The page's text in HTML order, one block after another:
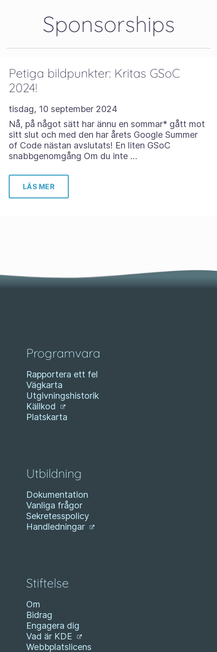
Sponsorships
Petiga bildpunkter: Kritas GSoC
2024!
tisdag, 10 september 2024
Nå, på något sätt har ännu en sommar* gått mot
sitt slut och med den har årets Google Summer
of Code nästan avslutats! En liten GSoC
snabbgenomgång Om du inte …
LÄS MER
Programvara
Rapportera ett fel
Vägkarta
Utgivningshistorik
Källkod
Platskarta
Utbildning
Dokumentation
Vanliga frågor
Sekretesspolicy
Handledningar
Stiftelse
Om
Bidrag
Engagera dig
Vad är KDE
Webbplatslicens